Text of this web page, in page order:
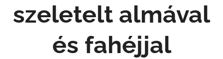
szeletelt almával
és fahéjjal